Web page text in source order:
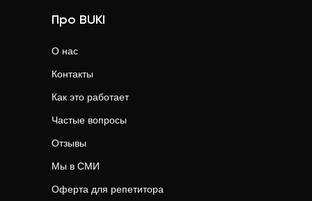
Про BUKI
О нас
Контакты
Как это работает
Частые вопросы
Отзывы
Мы в СМИ
Оферта для репетитора